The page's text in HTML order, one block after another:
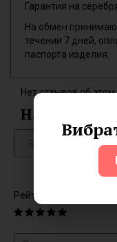
Гарантия на
На обмен
течении 7 дней,
паспорта изделия.
Нет отзывов об этом
Написать
Рейтинг